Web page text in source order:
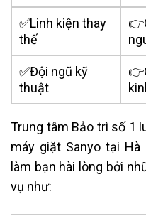
✅Linh kiện thay
thế
✅Đội ngũ kỹ
thuật
Trung tâm Bảo trì số 1
máy giặt Sanyo tại Hà
làm bạn hài lòng bởi
vụ như: